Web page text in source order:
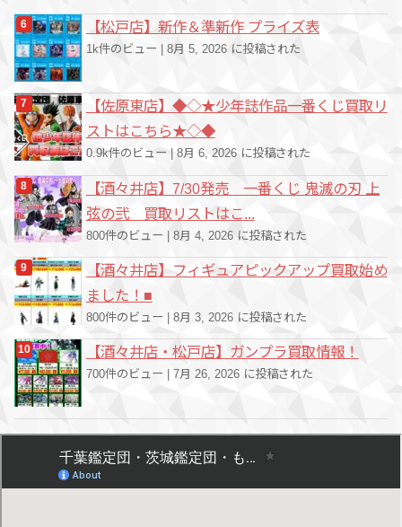
【松戸店】新作＆準新作 プライズ表
1k件のビュー 8月 5, 2026 に投稿された
【佐原東店】◆◇★少年誌作品一番くじ買取リ
ストはこちら★◇◆
0.9k件のビュー 8月 6, 2026 に投稿された
【酒々井店】7/30発売 一番くじ 鬼滅の刃 上
弦の弐 買取リストはこ...
800件のビュー | 8月 4, 2026 に投稿された
【酒々井店】フィギュアピックアップ買取始め
ました！■
800件のビュー 8月 3, 2026 に投稿された
【酒々井店・松戸店】ガンプラ買取情報！
700件のビュー 7月 26, 2026 に投稿された